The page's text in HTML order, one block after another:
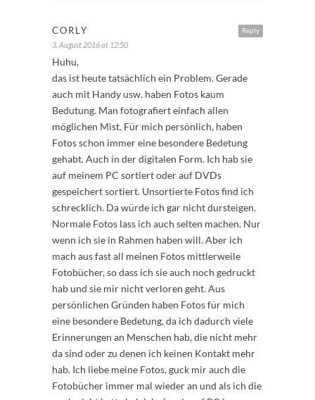
Reply
CORLY
3. August 2016 at 12:50
Huhu,
das ist heute tatsächlich ein Problem. Gerade
auch mit Handy usw. haben Fotos kaum
Bedutung. Man fotografiert einfach allen
möglichen Mist. Für mich persönlich, haben
Fotos schon immer eine besondere Bedetung
gehabt. Auch in der digitalen Form. Ich hab sie
auf meinem PC sortiert oder auf DVDs
gespeichert sortiert. Unsortierte Fotos find ich
schrecklich. Da würde ich gar nicht dursteigen.
Normale Fotos lass ich auch selten machen. Nur
wenn ich sie in Rahmen haben will. Aber ich
mach aus fast all meinen Fotos mittlerweile
Fotobücher, so dass ich sie auch noch gedruckt
hab und sie mir nicht verloren geht. Aus
persönlichen Gründen haben Fotos für mich
eine besondere Bedetung, da ich dadurch viele
Erinnerungen an Menschen hab, die nicht mehr
da sind oder zu denen ich keinen Kontakt mehr
hab. Ich liebe meine Fotos, guck mir auch die
Fotobücher immer mal wieder an und als ich die